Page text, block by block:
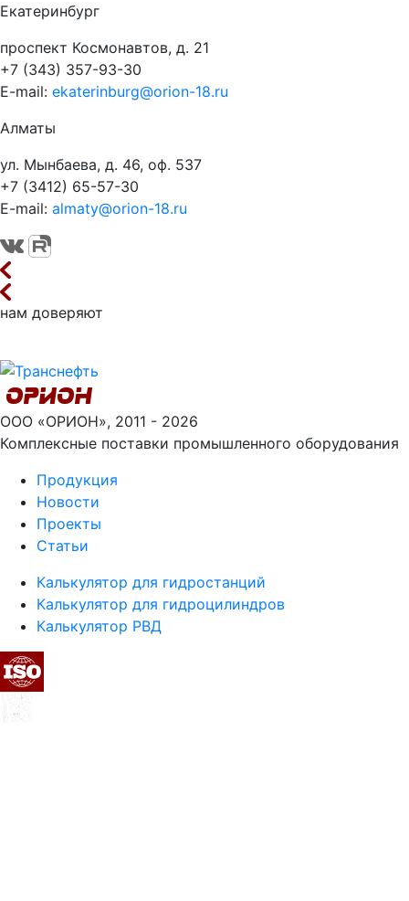
Екатеринбург
проспект Космонавтов, д. 21
+7 (343) 357-93-30
E-mail: ekaterinburg@orion-18.ru
Алматы
ул. Мынбаева, д. 46, оф. 537
+7 (3412) 65-57-30
E-mail: almaty@orion-18.ru
нам доверяют
ООО «ОРИОН», 2011 - 2026
Комплексные поставки промышленного оборудования
Продукция
Новости
Проекты
Статьи
Калькулятор для гидростанций
Калькулятор для гидроцилиндров
Калькулятор РВД